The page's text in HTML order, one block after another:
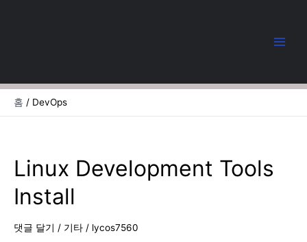
너
홈 DevOps
Linux Development Tools
Install
댓글 달기 / 기타 / lycos7560